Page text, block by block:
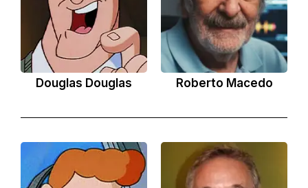
Douglas Douglas Roberto Macedo